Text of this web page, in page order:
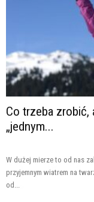
Co trzeba
„jednym...
W dużej mierze to od nas
przyjemnym wiatrem na
od...